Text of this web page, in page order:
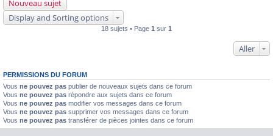
Nouveau sujet
Display and Sorting options
18 sujets • Page 1 sur 1
Aller
PERMISSIONS DU FORUM
Vous ne pouvez pas publier de nouveaux sujets dans ce forum
Vous ne pouvez pas répondre aux sujets dans ce forum
Vous ne pouvez pas modifier vos messages dans ce forum
Vous ne pouvez pas supprimer vos messages dans ce forum
Vous ne pouvez pas transférer de pièces jointes dans ce forum